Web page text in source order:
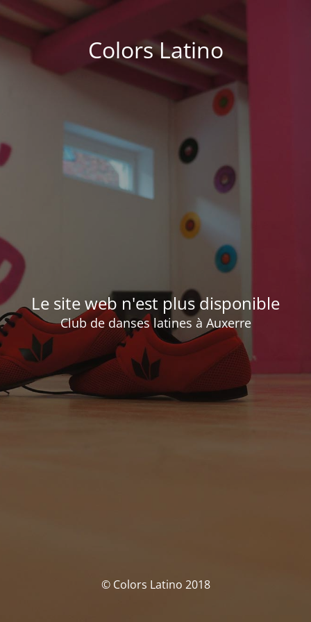
Colors Latino
Le site web n'est plus disponible
Club de danses latines à Auxerre
© Colors Latino 2018